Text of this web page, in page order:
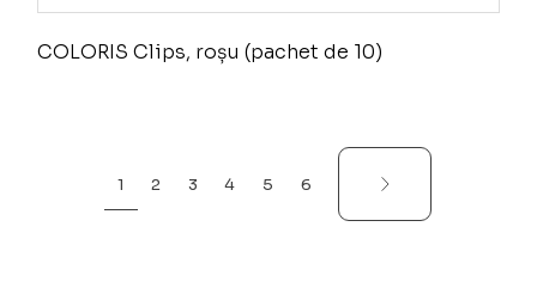
COLORIS Clips, roșu (pachet de 10)
1 2 3 4 5 6